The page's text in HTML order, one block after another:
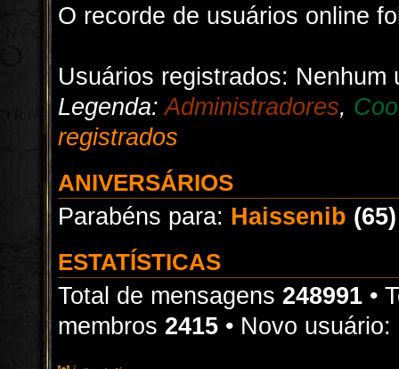
O recorde de usuários online
Usuários registrados: Nenhum
Legenda:Administradores,
registrados
ANIVERSÁRIOS
Parabéns para: Haissenib (65)
ESTATÍSTICAS
Total de mensagens 248991 •
membros 2415 • Novo usuário: